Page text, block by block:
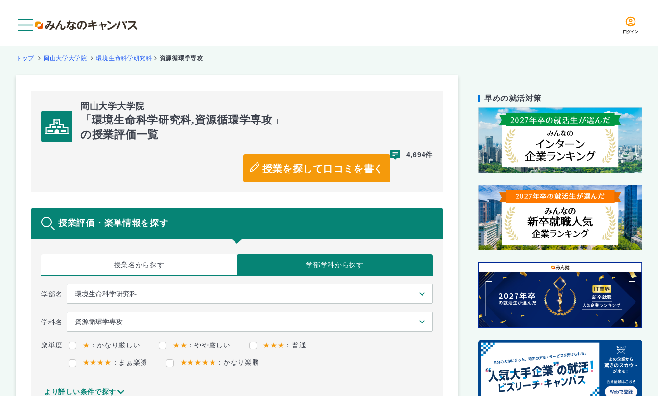
ログイン
トップ 岡山大学大学院 環境生命科学研究科 資源循環学専攻
岡山大学大学院
「環境生命科学研究科,資源循環学専攻」
の授業評価一覧
授業を探して口コミを書く
4,694件
授業評価・楽単情報を探す
授業名から探す 学部学科から探す
学部名
学科名
楽単度 ★ ：かなり厳しい ★★ ：やや厳しい ★★★ ：普通
★★★★ ：まぁ楽勝 ★★★★★ ：かなり楽勝
より詳しい条件で探す
早めの就活対策